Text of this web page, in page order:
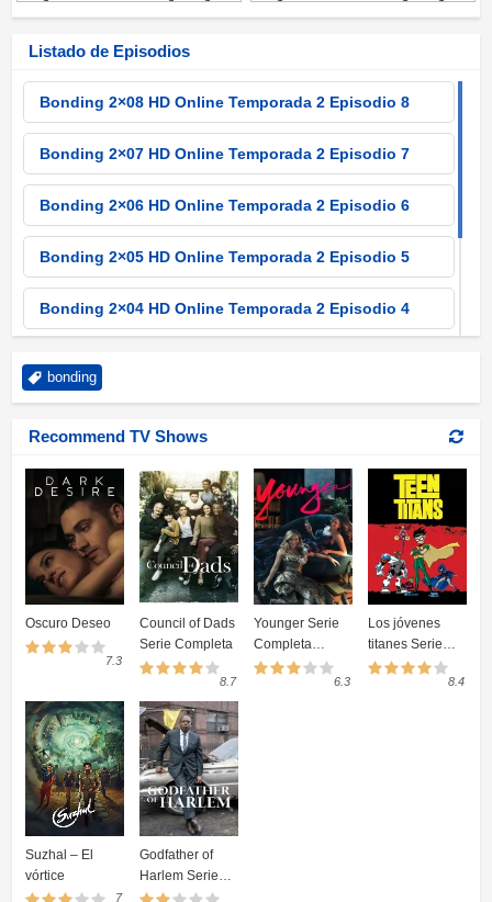
Listado de Episodios
Bonding 2×08 HD Online Temporada 2 Episodio 8
Bonding 2×07 HD Online Temporada 2 Episodio 7
Bonding 2×06 HD Online Temporada 2 Episodio 6
Bonding 2×05 HD Online Temporada 2 Episodio 5
Bonding 2×04 HD Online Temporada 2 Episodio 4
Bonding 2×03 HD Online Temporada 2 Episodio 3
bonding
Recommend TV Shows
Oscuro Deseo
7.3
Council of Dads
Serie Completa
8.7
Younger Serie
Completa
Online
6.3
Los jóvenes
titanes Serie
Completa
8.4
Suzhal – El
vórtice
7
Godfather of
Harlem Serie
Completa